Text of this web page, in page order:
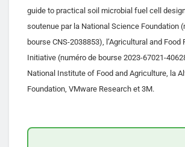
guide to practical soil microbial fuel cell
soutenue par la National Science Foundation
bourse CNS-2038853), l’Agricultural and Food
Initiative (numéro de bourse 2023-67021-
National Institute of Food and Agriculture, la
Foundation, VMware Research et 3M.